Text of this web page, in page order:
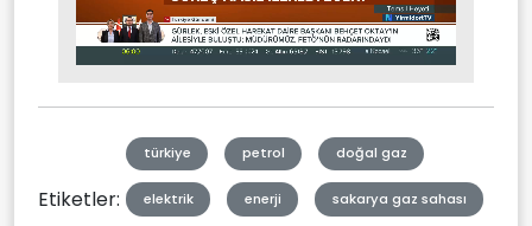
Mute Stream
Etiketler:
türkiye petrol doğal gaz
elektrik enerji sakarya gaz sahası